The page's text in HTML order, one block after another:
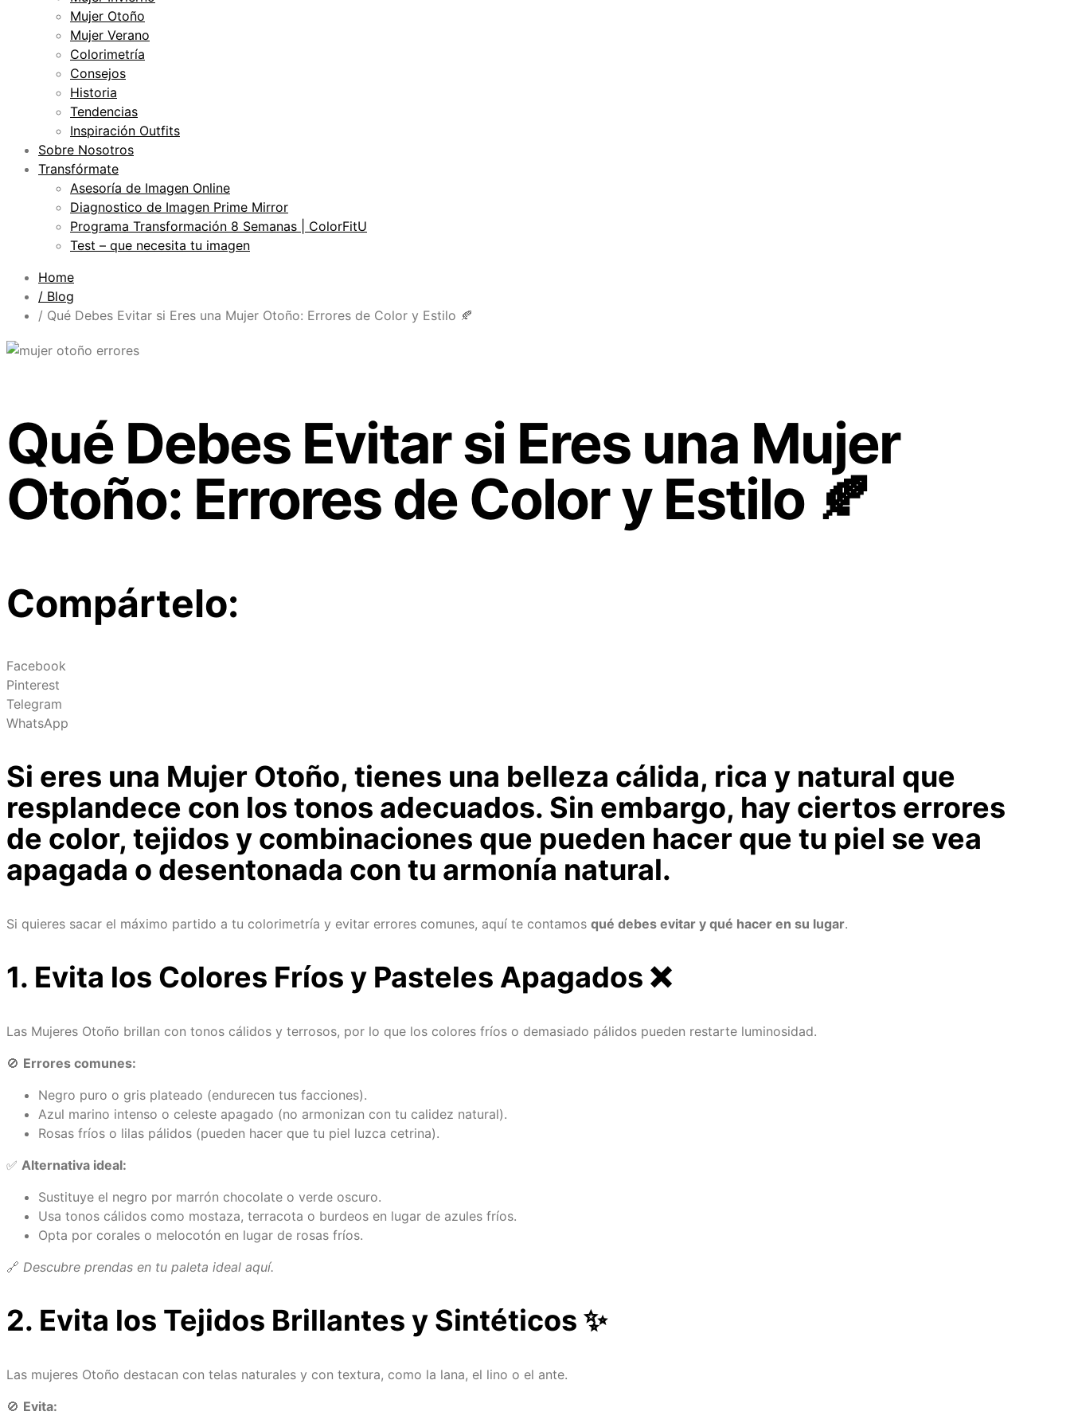
Mujer Otoño
Mujer Verano
Colorimetría
Consejos
Historia
Tendencias
Inspiración Outfits
Sobre Nosotros
Transfórmate
Asesoría de Imagen Online
Diagnostico de Imagen Prime Mirror
Programa Transformación 8 Semanas | ColorFitU
Test – que necesita tu imagen
Home
/ Blog
/ Qué Debes Evitar si Eres una Mujer Otoño: Errores de Color y Estilo 🍂
Qué Debes Evitar si Eres una Mujer
Otoño: Errores de Color y Estilo 🍂
Compártelo:
Facebook
Pinterest
Telegram
WhatsApp
Si eres una Mujer Otoño, tienes una belleza cálida, rica y natural que
resplandece con los tonos adecuados. Sin embargo, hay ciertos errores
de color, tejidos y combinaciones que pueden hacer que tu piel se vea
apagada o desentonada con tu armonía natural.
Si quieres sacar el máximo partido a tu colorimetría y evitar errores comunes, aquí te contamos qué debes evitar y qué hacer en su lugar.
1. Evita los Colores Fríos y Pasteles Apagados ❌
Las Mujeres Otoño brillan con tonos cálidos y terrosos, por lo que los colores fríos o demasiado pálidos pueden restarte luminosidad.
🚫 Errores comunes:
Negro puro o gris plateado (endurecen tus facciones).
Azul marino intenso o celeste apagado (no armonizan con tu calidez natural).
Rosas fríos o lilas pálidos (pueden hacer que tu piel luzca cetrina).
✅ Alternativa ideal:
Sustituye el negro por marrón chocolate o verde oscuro.
Usa tonos cálidos como mostaza, terracota o burdeos en lugar de azules fríos.
Opta por corales o melocotón en lugar de rosas fríos.
🔗 Descubre prendas en tu paleta ideal aquí.
2. Evita los Tejidos Brillantes y Sintéticos ✨
Las mujeres Otoño destacan con telas naturales y con textura, como la lana, el lino o el ante.
🚫 Evita: